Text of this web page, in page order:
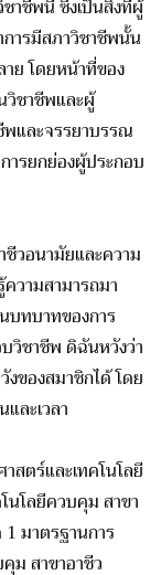
ชาชีพนี้ ซึ่งเป็นสิ่งที่ผู้
ารมีสภาวิชาชีพนั้น
ย โดยหน้าที่ของ
วิชาชีพและผู้
และจรรยาบรรณ
ารยกย่องผู้ประกอบ
วอนามัยและความ
วามสามารถมา
บทบาทของการ
วิชาชีพ ดิฉันหวังว่า
ของสมาชิกได้ โดย
ละเวลา
ตร์และเทคโนโลยี
นโลยีควบคุม สาขา
มาตรฐานการ
ม สาขาอาชีว